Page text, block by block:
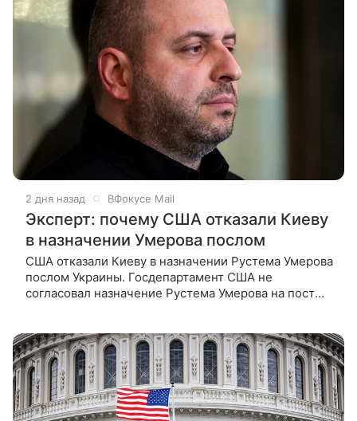
2 дня назад ВФокусе Mail
Эксперт: почему США отказали Киеву
в назначении Умерова послом
США отказали Киеву в назначении Рустема Умерова
послом Украины. Госдепартамент США не
согласовал назначение Рустема Умерова на пост